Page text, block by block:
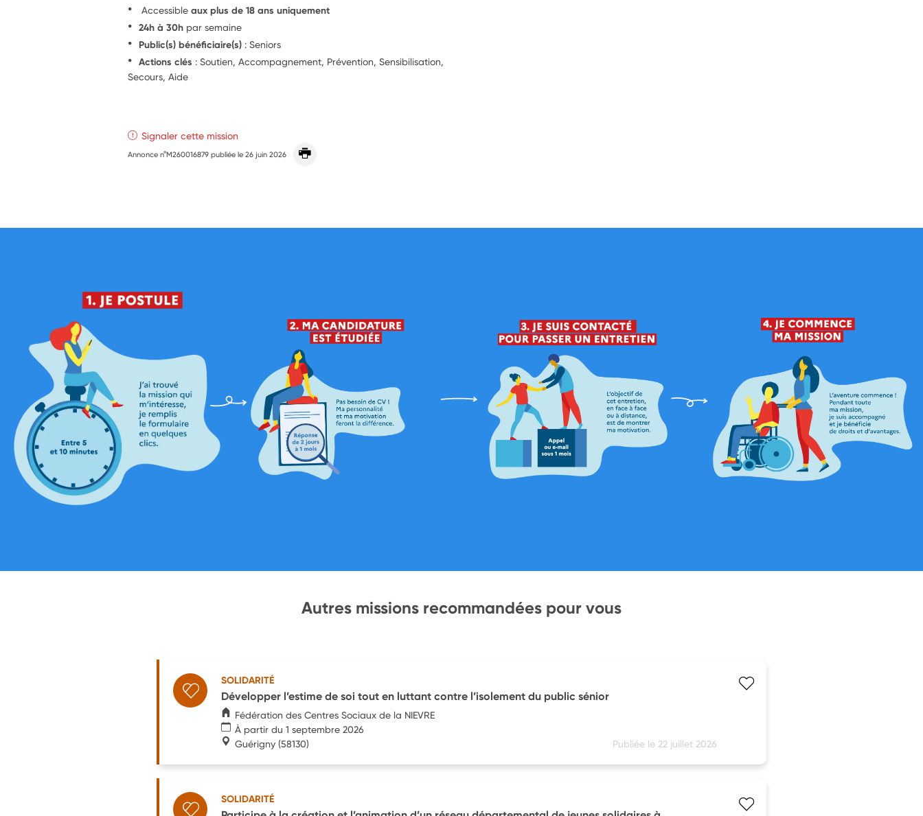
Accessibleaux plus de 18 ans uniquement
24h à 30h par semaine
Public(s) bénéficiaire(s) : Seniors
Actions clés : Soutien, Accompagnement, Prévention, Sensibilisation,
Secours, Aide
Signaler cette mission
Annonce n°M260016879 publiée le26 juin 2026
Autres missions recommandées pour vous
SOLIDARITÉ
Développer l’estime de soi tout en luttant contre l’isolement du public sénior
Fédération des Centres Sociaux de la NIEVRE
À partir du 1 septembre 2026
Guérigny (58130) Publiée le 22 juillet 2026
SOLIDARITÉ